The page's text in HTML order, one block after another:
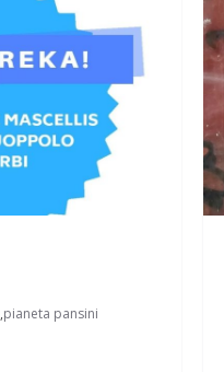
,pianeta pansini